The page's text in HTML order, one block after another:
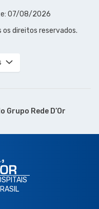
07/08/2026
direitos reservados.
Grupo Rede D’Or